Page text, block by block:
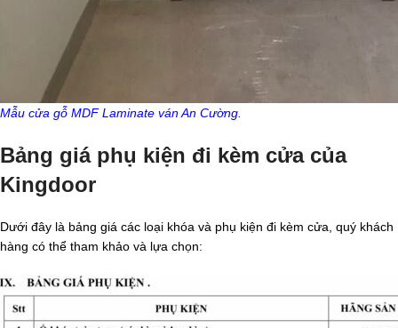
Mẫu cửa gỗ MDF Laminate ván An Cường.
Bảng giá phụ kiện đi kèm cửa của
Kingdoor
Dưới đây là bảng giá các loại khóa và phụ kiện đi kèm cửa, quý khách
hàng có thể tham khảo và lựa chọn: